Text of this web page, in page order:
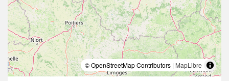
© OpenStreetMap Contributors | MapLibre